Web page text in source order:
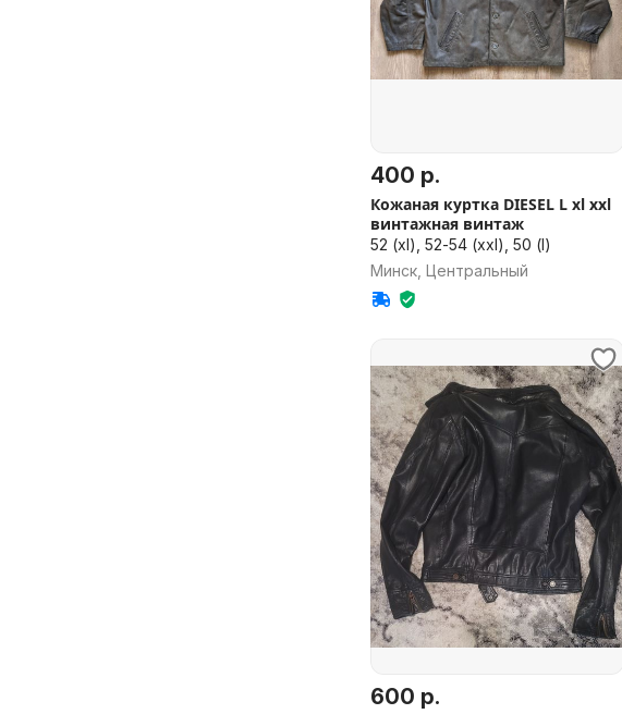
400 р.
Кожаная куртка DIESEL L xl xxl
винтажная винтаж
52 (xl), 52-54 (xxl), 50 (l)
Минск, Центральный
600 р.